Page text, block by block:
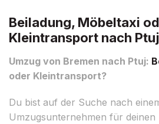
Beiladung, Möbeltaxi
Kleintransport nach
Umzug von Bremen nach Ptuj:
oder Kleintransport?
Du bist auf der Suche nach
Umzugsunternehmen für